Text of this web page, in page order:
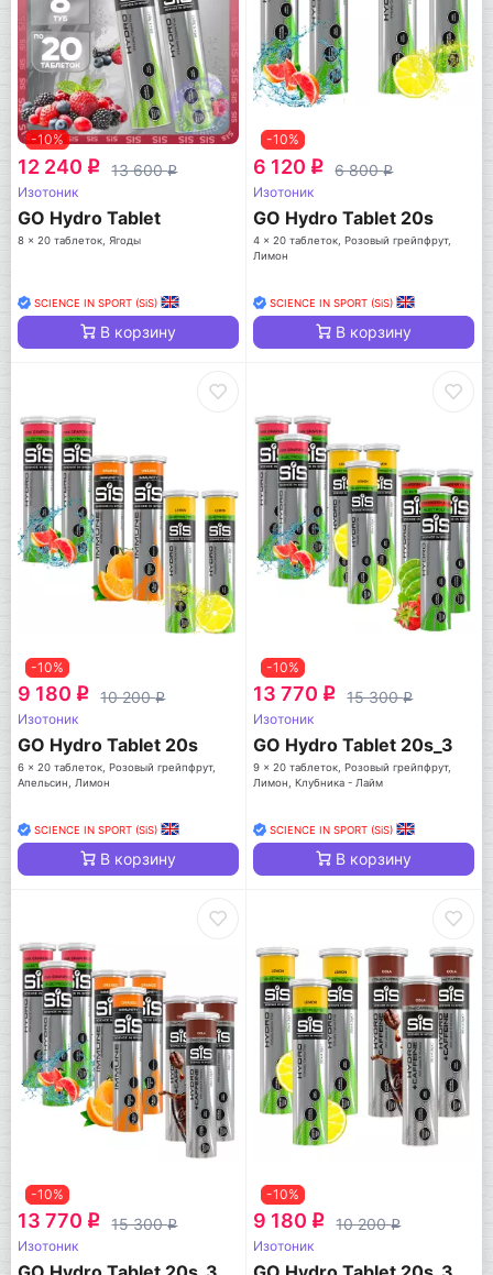
-10%
12 240 q 13 600q
Изотоник
GO Hydro Tablet
8 x 20 таблеток, Ягоды
SCIENCE IN SPORT (SiS)
В корзину
-10%
6 120 q 6 800q
Изотоник
GO Hydro Tablet 20s
4 x 20 таблеток, Розовый грейпфрут,
Лимон
SCIENCE IN SPORT (SiS)
В корзину
-10%
9 180 q 10 200q
Изотоник
GO Hydro Tablet 20s
6 x 20 таблеток, Розовый грейпфрут,
Апельсин, Лимон
SCIENCE IN SPORT (SiS)
В корзину
-10%
13 770 q 15 300q
Изотоник
GO Hydro Tablet 20s_3
9 x 20 таблеток, Розовый грейпфрут,
Лимон, Клубника - Лайм
SCIENCE IN SPORT (SiS)
В корзину
-10%
13 770 q 15 300q
Изотоник
-10%
9 180 q 10 200q
Изотоник